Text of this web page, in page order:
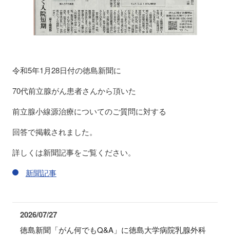
令和5年1月28日付の徳島新聞に
70代前立腺がん患者さんから頂いた
前立腺小線源治療についてのご質問に対する
回答で掲載されました。
詳しくは新聞記事をご覧ください。
新聞記事
2026/07/27
徳島新聞「がん何でもQ&A」に徳島大学病院乳腺外科